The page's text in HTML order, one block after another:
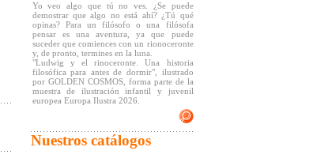
Yo veo algo que tú no ves. ¿Se puede
demostrar que algo no está ahí? ¿Tú qué
opinas? Para un filósofo o una filósofa
pensar es una aventura, ya que puede
suceder que comiences con un rionoceronte
y, de pronto, termines en la luna.
"Ludwig y el rinoceronte. Una historia
filosófica para antes de dormir", ilustrado
por GOLDEN COSMOS, forma parte de la
muestra de ilustración infantil y juvenil
europea Europa Ilustra 2026.
Nuestros catálogos